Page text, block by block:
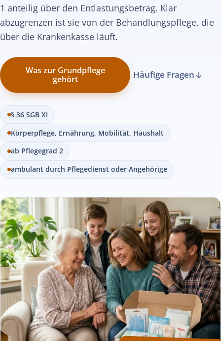
1 anteilig über den Entlastungsbetrag. Klar
abzugrenzen ist sie von der Behandlungspflege, die
über die Krankenkasse läuft.
Was zur Grundpflege
gehört
Häufige Fragen
§ 36 SGB XI
Körperpflege, Ernährung, Mobilität, Haushalt
ab Pflegegrad 2
ambulant durch Pflegedienst oder Angehörige